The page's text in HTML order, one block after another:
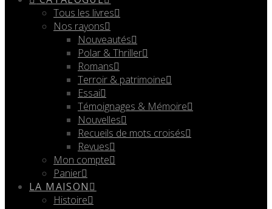
Tous les livres
Nos rayons
Nouveautés
Polar & Thriller
Romans
Terroir & patrimoine
Essai
Témoignages & Mémoire
Nouvelles
Recueils de mots croisés
Revues
Mon compte
Panier
LA MAISON
Histoire